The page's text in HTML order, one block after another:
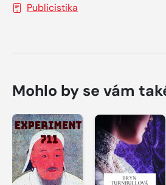
Publicistika
Mohlo by se vám